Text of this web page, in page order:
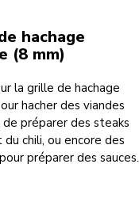
hachage
(8 mm)
la grille de hachage
hacher des viandes
de préparer des steaks
du chili, ou encore des
préparer des sauces.